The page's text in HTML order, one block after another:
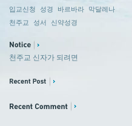
입교신청
성경 바르바라
막달레나
천주교
성서 신약성경
천주교 신자가 되려면